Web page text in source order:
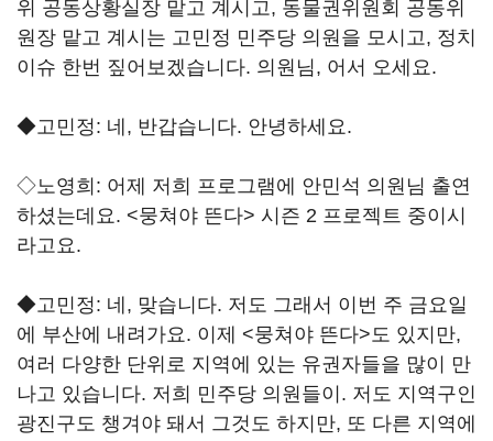
위 공동상황실장 맡고 계시고, 동물권위원회 공동위
원장 맡고 계시는 고민정 민주당 의원을 모시고, 정치
이슈 한번 짚어보겠습니다. 의원님, 어서 오세요.
◆고민정: 네, 반갑습니다. 안녕하세요.
◇노영희: 어제 저희 프로그램에 안민석 의원님 출연
하셨는데요. <뭉쳐야 뜬다> 시즌 2 프로젝트 중이시
라고요.
◆고민정: 네, 맞습니다. 저도 그래서 이번 주 금요일
에 부산에 내려가요. 이제 <뭉쳐야 뜬다>도 있지만,
여러 다양한 단위로 지역에 있는 유권자들을 많이 만
나고 있습니다. 저희 민주당 의원들이. 저도 지역구인
광진구도 챙겨야 돼서 그것도 하지만, 또 다른 지역에